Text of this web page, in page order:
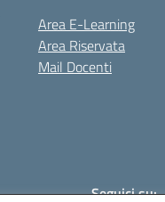
Area E-Learning
Area Riservata
Mail Docenti
Seguici su: